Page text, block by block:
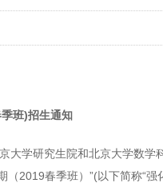
班)招生通知
学研究生院和北京大学数学
（2019春季班）”(以下简称“强